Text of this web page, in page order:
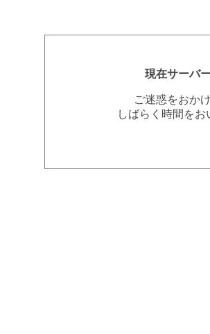
現在サーバ
ご迷惑をおか
しばらく時間を